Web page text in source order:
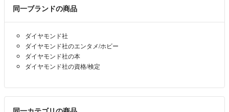
同一ブランドの商品
ダイヤモンド社
ダイヤモンド社のエンタメ/ホビー
ダイヤモンド社の本
ダイヤモンド社の資格/検定